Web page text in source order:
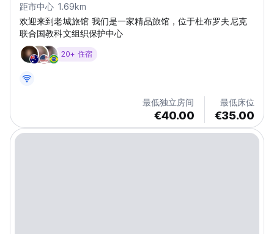
距市中心 1.69km
欢迎来到老城旅馆 我们是一家精品旅馆，位于杜布罗夫尼克
联合国教科文组织保护中心
20+ 住宿
最低独立房间
€40.00
最低床位
€35.00